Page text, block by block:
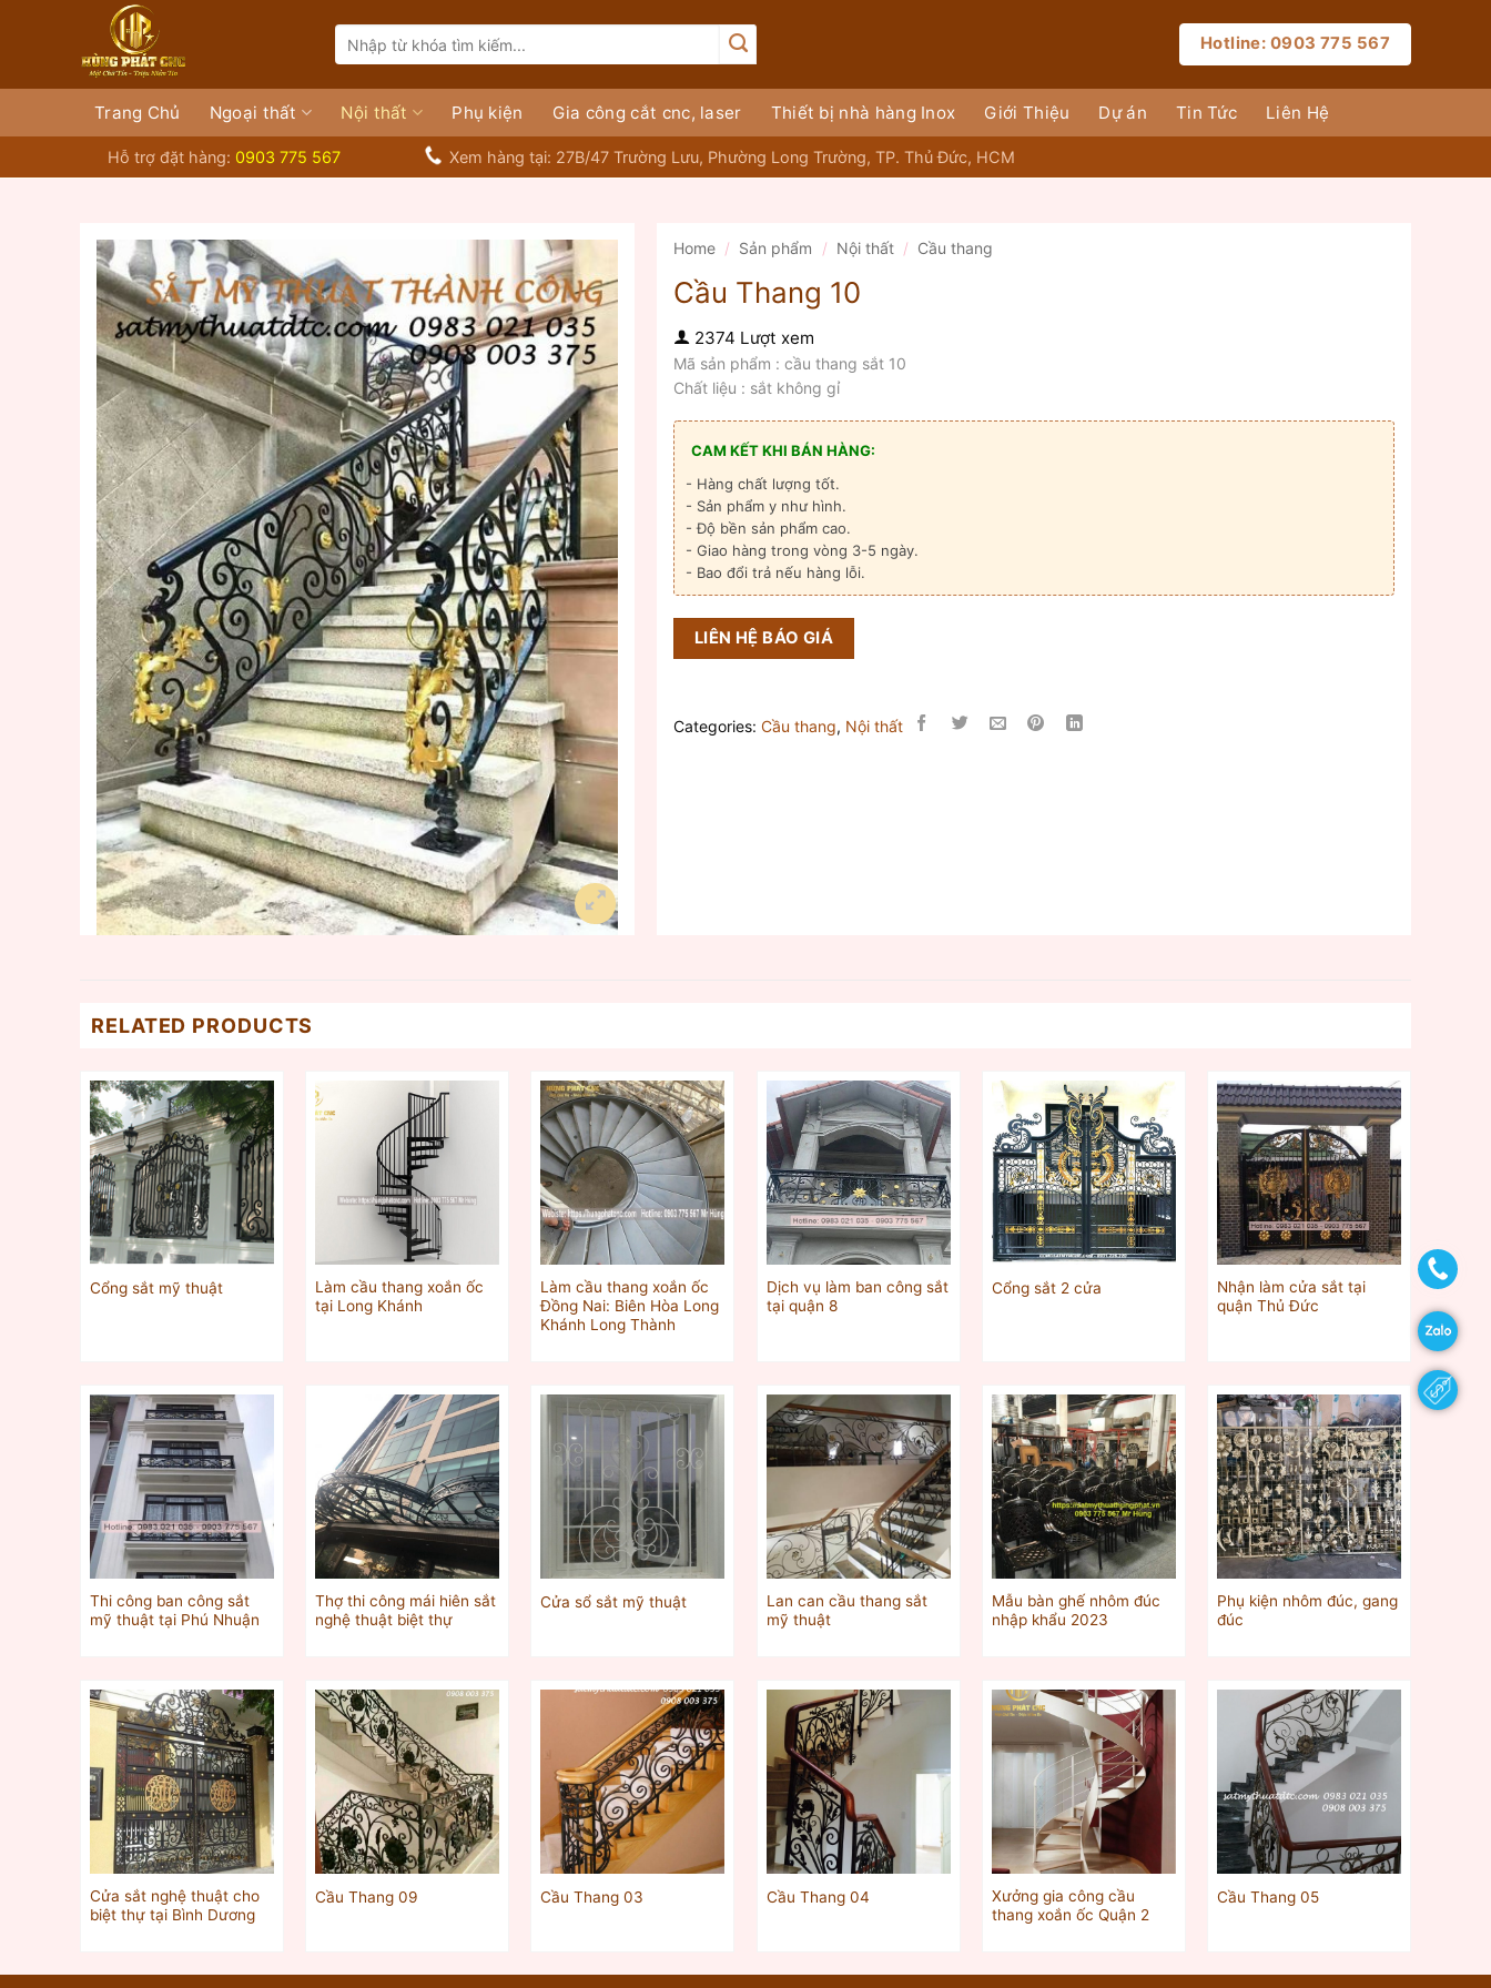
dung
for:
Hotline: 0903 775 567
Trang Chủ Ngoại thất Nội thất Phụ kiện Gia công cắt cnc, laser Thiết bị nhà hàng Inox Giới Thiệu Dự án Tin Tức Liên Hệ
Hỗ trợ đặt hàng: 0903 775 567 Xem hàng tại: 27B/47 Trường Lưu, Phường Long Trường, TP. Thủ Đức, HCM
Home / Sản phẩm / Nội thất / Cầu thang
Cầu Thang 10
2374 Lượt xem
Mã sản phẩm : cầu thang sắt 10
Chất liệu : sắt không gỉ
CAM KẾT KHI BÁN HÀNG:
- Hàng chất lượng tốt.
- Sản phẩm y như hình.
- Độ bền sản phẩm cao.
- Giao hàng trong vòng 3-5 ngày.
- Bao đổi trả nếu hàng lỗi.
LIÊN HỆ BÁO GIÁ
Categories: Cầu thang, Nội thất
RELATED PRODUCTS
Cổng sắt mỹ thuật
Làm cầu thang xoắn ốc
tại Long Khánh
Làm cầu thang xoắn ốc
Đồng Nai: Biên Hòa Long
Khánh Long Thành
Dịch vụ làm ban công sắt
tại quận 8
Cổng sắt 2 cửa
Nhận làm cửa sắt tại
quận Thủ Đức
Thi công ban công sắt
mỹ thuật tại Phú Nhuận
Thợ thi công mái hiên sắt
nghệ thuật biệt thự
Cửa sổ sắt mỹ thuật
Lan can cầu thang sắt
mỹ thuật
Mẫu bàn ghế nhôm đúc
nhập khẩu 2023
Phụ kiện nhôm đúc, gang
đúc
Cửa sắt nghệ thuật cho
biệt thự tại Bình Dương
Cầu Thang 09 Cầu Thang 03 Cầu Thang 04
Xưởng gia công cầu
thang xoắn ốc Quận 2
Cầu Thang 05